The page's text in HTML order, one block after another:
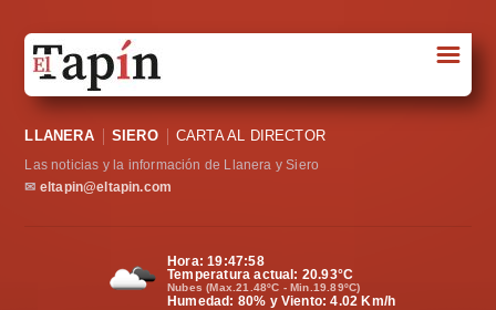
Sociedad
Política
☰
LLANERA SIERO CARTA AL DIRECTOR
Las noticias y la información de Llanera y Siero
✉ eltapin@eltapin.com
Hora:19:48:00
Temperatura actual: 20.93°C
Nubes (Max.21.48ºC - Min.19.89ºC)
Humedad: 80% y Viento: 4.02 Km/h